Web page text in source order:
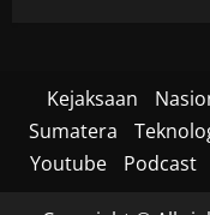
Kejaksaan
Sumatera
Youtube
Podcast